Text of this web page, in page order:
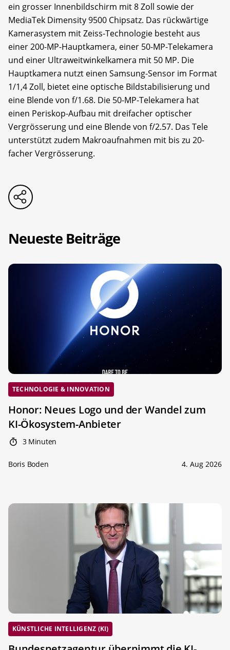
ein grosser Innenbildschirm mit 8 Zoll sowie der
MediaTek Dimensity 9500 Chipsatz. Das rückwärtige
Kamerasystem mit Zeiss-Technologie besteht aus
einer 200-MP-Hauptkamera, einer 50-MP-Telekamera
und einer Ultraweitwinkelkamera mit 50 MP. Die
Hauptkamera nutzt einen Samsung-Sensor im Format
1/1,4 Zoll, bietet eine optische Bildstabilisierung und
eine Blende von f/1.68. Die 50-MP-Telekamera hat
einen Periskop-Aufbau mit dreifacher optischer
Vergrösserung und eine Blende von f/2.57. Das Tele
unterstützt zudem Makroaufnahmen mit bis zu 20-
facher Vergrösserung.
Neueste Beiträge
TECHNOLOGIE & INNOVATION
Honor: Neues Logo und der Wandel zum
KI-Ökosystem-Anbieter
3 Minuten
Boris Boden 4. Aug 2026
KÜNSTLICHE INTELLIGENZ (KI)